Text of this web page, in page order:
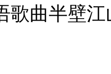
曲半壁江